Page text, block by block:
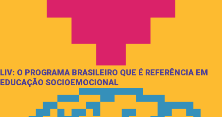
LIV: O PROGRAMA BRASILEIRO QUE É REFERÊNCIA EM
EDUCAÇÃO SOCIOEMOCIONAL